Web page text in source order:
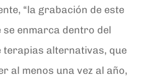
“la grabación de este
enmarca dentro del
terapias alternativas, que
al menos una vez al año,